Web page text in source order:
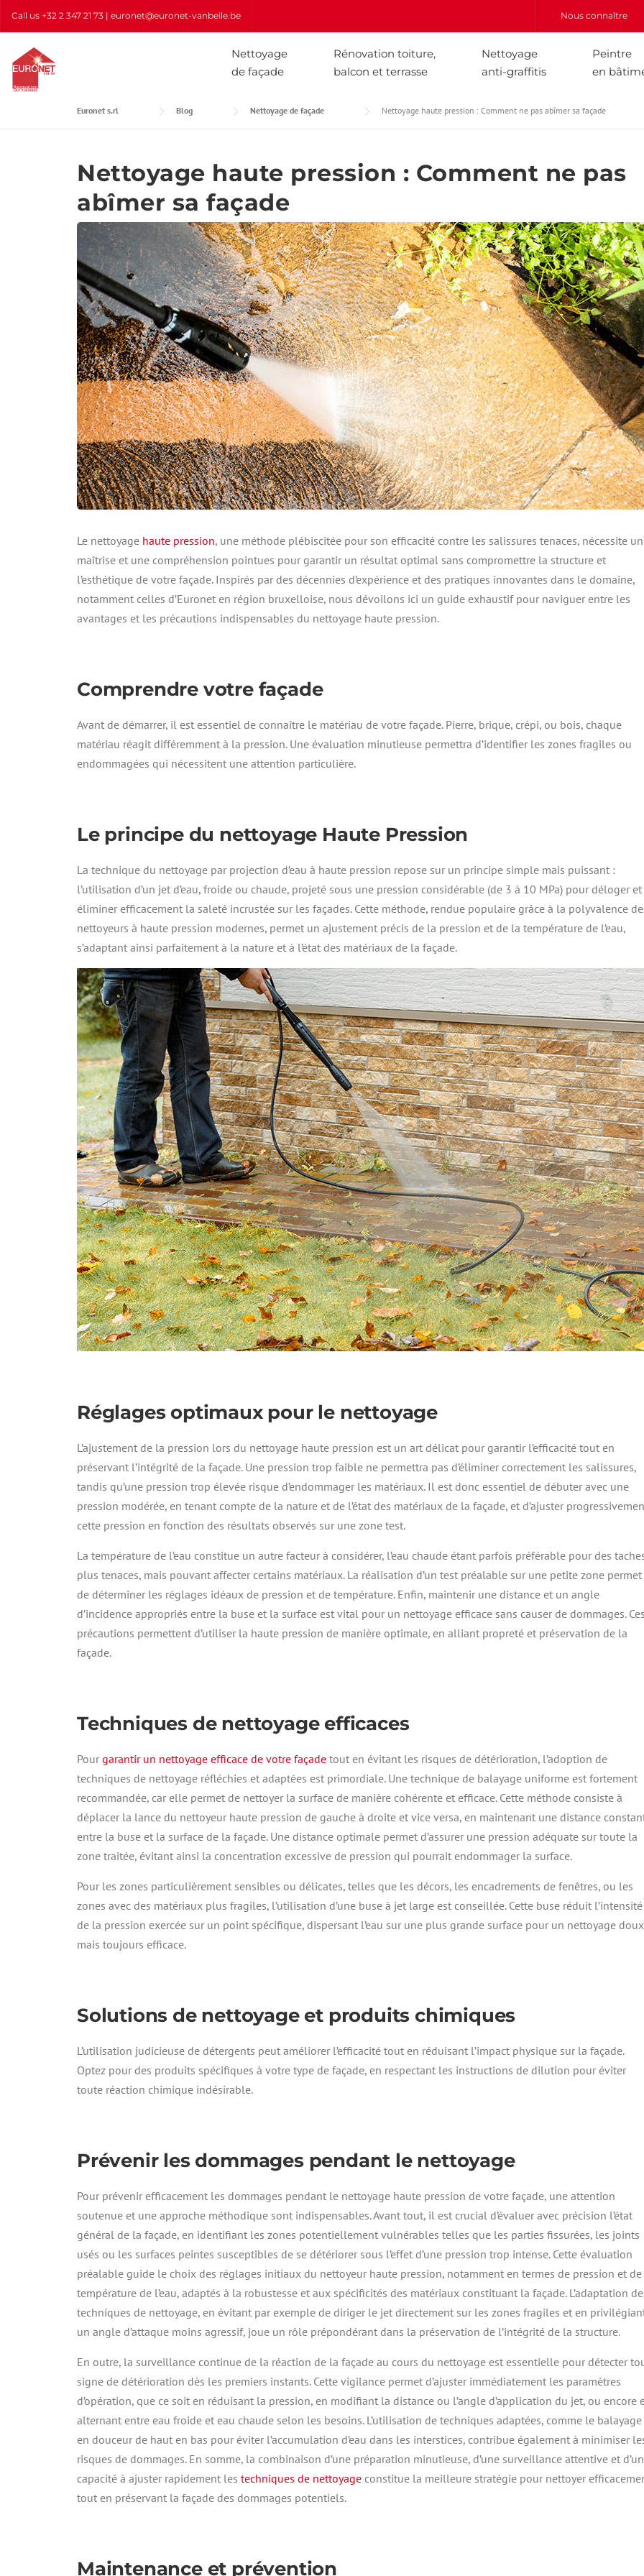
Skip
content
Call us +32 2 347 21 73 | euronet@euronet-vanbelle.be Nous connaître
Nettoyage
de façade
Rénovation toiture,
balcon et terrasse
Nettoyage
anti-graffitis
Peintre
en
Euronet s.rl Blog Nettoyage de façade Nettoyage haute pression : Comment ne pas abîmer sa façade
Nettoyage haute pression : Comment ne pas
abîmer sa façade
Le nettoyage haute pression, une méthode plébiscitée pour son efficacité contre les salissures tenaces, nécessite
maîtrise et une compréhension pointues pour garantir un résultat optimal sans compromettre la structure et
l’esthétique de votre façade. Inspirés par des décennies d’expérience et des pratiques innovantes dans le domaine,
notamment celles d’Euronet en région bruxelloise, nous dévoilons ici un guide exhaustif pour naviguer entre les
avantages et les précautions indispensables du nettoyage haute pression.
Comprendre votre façade
Avant de démarrer, il est essentiel de connaître le matériau de votre façade. Pierre, brique, crépi, ou bois, chaque
matériau réagit différemment à la pression. Une évaluation minutieuse permettra d’identifier les zones fragiles ou
endommagées qui nécessitent une attention particulière.
Le principe du nettoyage Haute Pression
La technique du nettoyage par projection d’eau à haute pression repose sur un principe simple mais puissant :
l’utilisation d’un jet d’eau, froide ou chaude, projeté sous une pression considérable (de 3 à 10 MPa) pour déloger et
éliminer efficacement la saleté incrustée sur les façades. Cette méthode, rendue populaire grâce à la polyvalence
nettoyeurs à haute pression modernes, permet un ajustement précis de la pression et de la température de l’eau,
s’adaptant ainsi parfaitement à la nature et à l’état des matériaux de la façade.
Réglages optimaux pour le nettoyage
L’ajustement de la pression lors du nettoyage haute pression est un art délicat pour garantir l’efficacité tout en
préservant l’intégrité de la façade. Une pression trop faible ne permettra pas d’éliminer correctement les salissures,
tandis qu’une pression trop élevée risque d’endommager les matériaux. Il est donc essentiel de débuter avec une
pression modérée, en tenant compte de la nature et de l’état des matériaux de la façade, et d’ajuster
cette pression en fonction des résultats observés sur une zone test.
La température de l’eau constitue un autre facteur à considérer, l’eau chaude étant parfois préférable pour des
plus tenaces, mais pouvant affecter certains matériaux. La réalisation d’un test préalable sur une petite zone permet
de déterminer les réglages idéaux de pression et de température. Enfin, maintenir une distance et un angle
d’incidence appropriés entre la buse et la surface est vital pour un nettoyage efficace sans causer de dommages.
précautions permettent d’utiliser la haute pression de manière optimale, en alliant propreté et préservation de la
façade.
Techniques de nettoyage efficaces
Pour garantir un nettoyage efficace de votre façade tout en évitant les risques de détérioration, l’adoption de
techniques de nettoyage réfléchies et adaptées est primordiale. Une technique de balayage uniforme est fortement
recommandée, car elle permet de nettoyer la surface de manière cohérente et efficace. Cette méthode consiste à
déplacer la lance du nettoyeur haute pression de gauche à droite et vice versa, en maintenant une distance
entre la buse et la surface de la façade. Une distance optimale permet d’assurer une pression adéquate sur toute la
zone traitée, évitant ainsi la concentration excessive de pression qui pourrait endommager la surface.
Pour les zones particulièrement sensibles ou délicates, telles que les décors, les encadrements de fenêtres, ou les
zones avec des matériaux plus fragiles, l’utilisation d’une buse à jet large est conseillée. Cette buse réduit l’intensité
de la pression exercée sur un point spécifique, dispersant l’eau sur une plus grande surface pour un nettoyage doux
mais toujours efficace.
Solutions de nettoyage et produits chimiques
L’utilisation judicieuse de détergents peut améliorer l’efficacité tout en réduisant l’impact physique sur la façade.
Optez pour des produits spécifiques à votre type de façade, en respectant les instructions de dilution pour éviter
toute réaction chimique indésirable.
Prévenir les dommages pendant le nettoyage
Pour prévenir efficacement les dommages pendant le nettoyage haute pression de votre façade, une attention
soutenue et une approche méthodique sont indispensables. Avant tout, il est crucial d’évaluer avec précision l’état
général de la façade, en identifiant les zones potentiellement vulnérables telles que les parties fissurées, les joints
usés ou les surfaces peintes susceptibles de se détériorer sous l’effet d’une pression trop intense. Cette évaluation
préalable guide le choix des réglages initiaux du nettoyeur haute pression, notamment en termes de pression et de
température de l’eau, adaptés à la robustesse et aux spécificités des matériaux constituant la façade. L’adaptation
techniques de nettoyage, en évitant par exemple de diriger le jet directement sur les zones fragiles et en
un angle d’attaque moins agressif, joue un rôle prépondérant dans la préservation de l’intégrité de la structure.
En outre, la surveillance continue de la réaction de la façade au cours du nettoyage est essentielle pour détecter
signe de détérioration dès les premiers instants. Cette vigilance permet d’ajuster immédiatement les paramètres
d’opération, que ce soit en réduisant la pression, en modifiant la distance ou l’angle d’application du jet, ou encore
alternant entre eau froide et eau chaude selon les besoins. L’utilisation de techniques adaptées, comme le balayage
en douceur de haut en bas pour éviter l’accumulation d’eau dans les interstices, contribue également à minimiser
risques de dommages. En somme, la combinaison d’une préparation minutieuse, d’une surveillance attentive et
capacité à ajuster rapidement les techniques de nettoyage constitue la meilleure stratégie pour nettoyer
tout en préservant la façade des dommages potentiels.
Maintenance et prévention